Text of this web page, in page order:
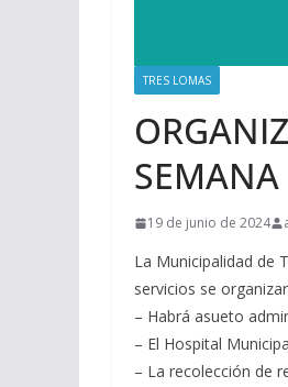
TRES LOMAS
SEMANA
19 de junio de 2024
La Municipalidad de
servicios se
– Habrá asueto
– El Hospital
– La recolección de